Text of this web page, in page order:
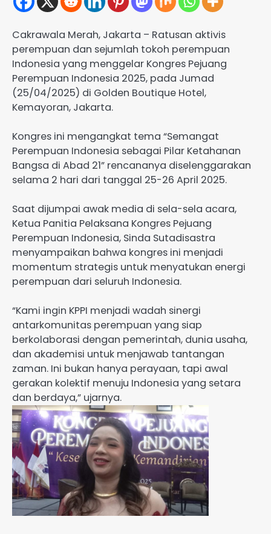
Cakrawala Merah, Jakarta – Ratusan aktivis
perempuan dan sejumlah tokoh perempuan
Indonesia yang menggelar Kongres Pejuang
Perempuan Indonesia 2025, pada Jumad
(25/04/2025) di Golden Boutique Hotel,
Kemayoran, Jakarta.
Kongres ini mengangkat tema “Semangat
Perempuan Indonesia sebagai Pilar Ketahanan
Bangsa di Abad 21” rencananya diselenggarakan
selama 2 hari dari tanggal 25-26 April 2025.
Saat dijumpai awak media di sela-sela acara,
Ketua Panitia Pelaksana Kongres Pejuang
Perempuan Indonesia, Sinda Sutadisastra
menyampaikan bahwa kongres ini menjadi
momentum strategis untuk menyatukan energi
perempuan dari seluruh Indonesia.
“Kami ingin KPPI menjadi wadah sinergi
antarkomunitas perempuan yang siap
berkolaborasi dengan pemerintah, dunia usaha,
dan akademisi untuk menjawab tantangan
zaman. Ini bukan hanya perayaan, tapi awal
gerakan kolektif menuju Indonesia yang setara
dan berdaya,” ujarnya.